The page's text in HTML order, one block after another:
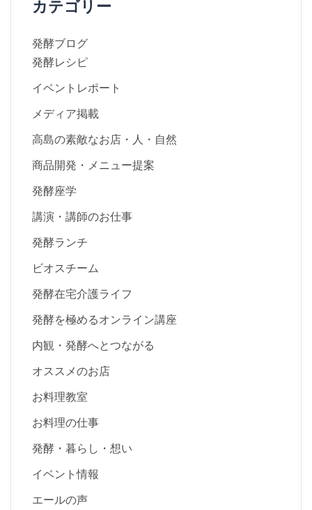
カテゴリー
発酵ブログ
発酵レシピ
イベントレポート
メディア掲載
高島の素敵なお店・人・自然
商品開発・メニュー提案
発酵座学
講演・講師のお仕事
発酵ランチ
ビオスチーム
発酵在宅介護ライフ
発酵を極めるオンライン講座
内観・発酵へとつながる
オススメのお店
お料理教室
お料理の仕事
発酵・暮らし・想い
イベント情報
エールの声